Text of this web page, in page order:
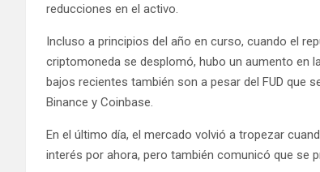
reducciones en el activo.
Incluso a principios del año en curso, cuando el
criptomoneda se desplomó, hubo un aumento en
bajos recientes también son a pesar del FUD que
Binance y Coinbase.
En el último día, el mercado volvió a tropezar
interés por ahora, pero también comunicó que se